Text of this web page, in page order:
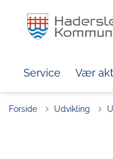
Service Vær
Forside Udvikling